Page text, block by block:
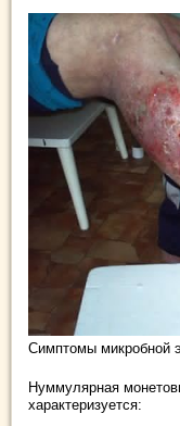
Симптомы микробной
Нуммулярная
характеризуется: